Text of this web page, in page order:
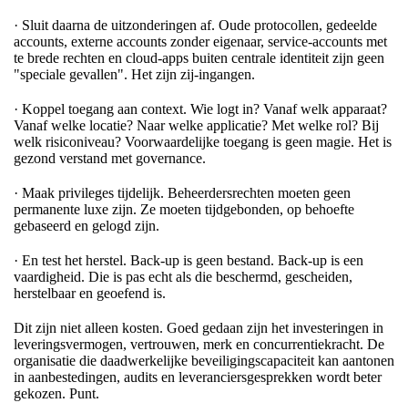
· Sluit daarna de uitzonderingen af. Oude protocollen, gedeelde
accounts, externe accounts zonder eigenaar, service-accounts met
te brede rechten en cloud-apps buiten centrale identiteit zijn geen
"speciale gevallen". Het zijn zij-ingangen.
· Koppel toegang aan context. Wie logt in? Vanaf welk apparaat?
Vanaf welke locatie? Naar welke applicatie? Met welke rol? Bij
welk risiconiveau? Voorwaardelijke toegang is geen magie. Het is
gezond verstand met governance.
· Maak privileges tijdelijk. Beheerdersrechten moeten geen
permanente luxe zijn. Ze moeten tijdgebonden, op behoefte
gebaseerd en gelogd zijn.
· En test het herstel. Back-up is geen bestand. Back-up is een
vaardigheid. Die is pas echt als die beschermd, gescheiden,
herstelbaar en geoefend is.
Dit zijn niet alleen kosten. Goed gedaan zijn het investeringen in
leveringsvermogen, vertrouwen, merk en concurrentiekracht. De
organisatie die daadwerkelijke beveiligingscapaciteit kan aantonen
in aanbestedingen, audits en leveranciersgesprekken wordt beter
gekozen. Punt.